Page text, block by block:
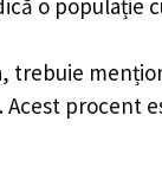
trebuie
procent